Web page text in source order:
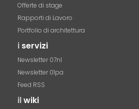
Offerte di stage
Rapporti di Lavoro
Portfolio di architettura
i servizi
Newsletter 07nl
Newsletter 01pa
Feed RSS
ilwiki